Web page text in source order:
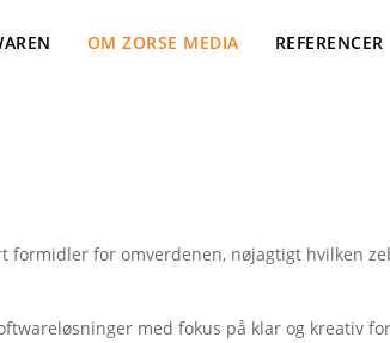
OM ZORSE MEDIA REFERENCER
for omverdenen, nøjagtigt hvilken
med fokus på klar og kreativ